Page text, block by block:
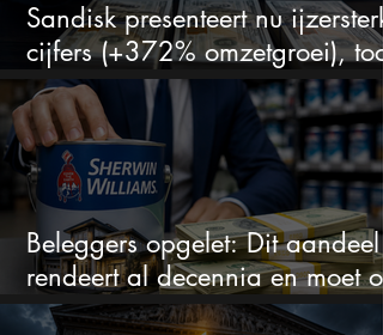
Sandisk presenteert nu
cijfers (+372% omzetgroei), toch
zakt het aandeel weg
Beleggers opgelet: Dit aandeel
rendeert al decennia en moet op
je watchlist staan!